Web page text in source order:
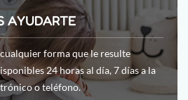
AYUDARTE
forma que le resulte
24 horas al día, 7 días a la
o teléfono.